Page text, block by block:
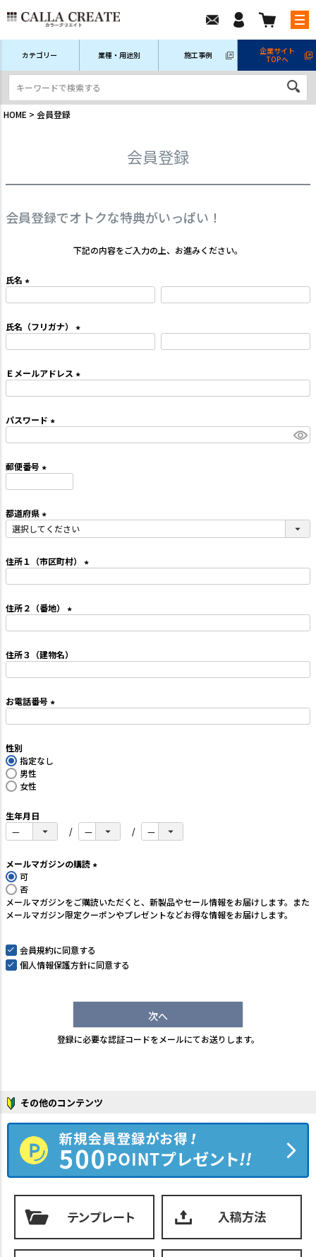
ログイン/マイページ
注文履歴
業種・用途から選ぶ
プライバシーポリシー
特定商取引法表示
会社概要
カテゴリー 業種・用途別 施工事例
企業サイト
TOPへ
HOME 会員登録
会員登録
会員登録でオトクな特典がいっぱい！
下記の内容をご入力の上、お進みください。
氏名
須
)
氏名（フリガナ）
)
Ｅメールアドレス
)
パスワード
)
郵便番号
)
都道府県
(
必
)
住所１（市区町村）
)
住所２（番地）
)
住所３（建物名）
お電話番号
性別
指定なし
男性
女性
生年月日
メールマガジンの購読
須
)
可
否
メールマガジンをご購読いただくと、新製品やセール情報をお届けします。また
メールマガジン限定クーポンやプレゼントなどお得な情報をお届けします。
会員規約に同意する
個人情報保護方針に同意する
次へ
登録に必要な認証コードをメールにてお送りします。
その他のコンテンツ